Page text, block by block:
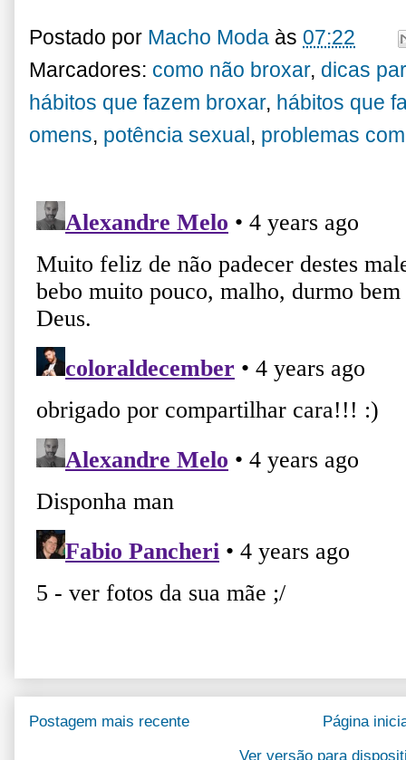
Postado por Macho Moda às 07:22
Marcadores: como não broxar, dicas
hábitos que fazem broxar, hábitos que
omens, potência sexual , problemas
Postagem mais recente
Página
Ver versão para